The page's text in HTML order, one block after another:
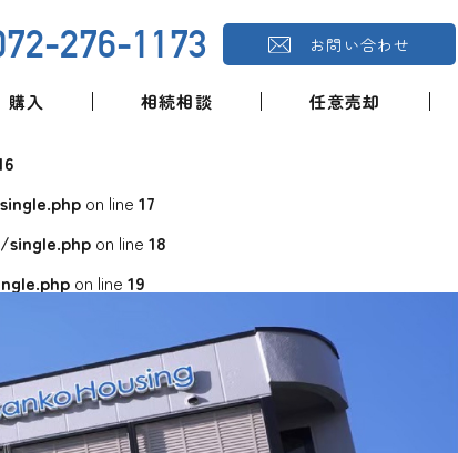
276-1173 お問い合わせ
購入 相続相談 任意売却
on line 17
on line 18
on line 19